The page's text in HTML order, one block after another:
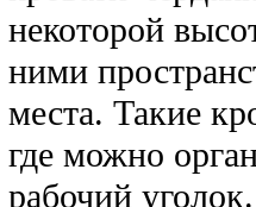
некоторой
ними
места. Такие
где можно
рабочий уголок.